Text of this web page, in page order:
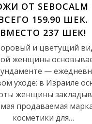
ОТ SEBOCALM
159.90 ШЕК.
ВМЕСТО 237 ШЕК!
и цветущий
женщины
—
уходе: в Израиле
женщины
продаваемая
косметики для…